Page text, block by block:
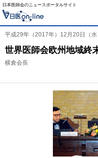
日本医師会のニュースポータルサイト
平成29年（2017年）12月20日（水
世界医師会欧州地域終
横倉会長